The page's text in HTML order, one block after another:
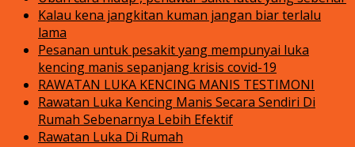
Kalau kena jangkitan kuman jangan biar terlalu
lama
Pesanan untuk pesakit yang mempunyai luka
kencing manis sepanjang krisis covid-19
RAWATAN LUKA KENCING MANIS TESTIMONI
Rawatan Luka Kencing Manis Secara Sendiri Di
Rumah Sebenarnya Lebih Efektif
Rawatan Luka Di Rumah